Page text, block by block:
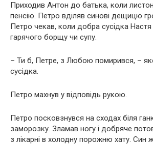
Приходив Антон до батька, коли
пенсію. Петро вділяв синові дещицю
Петро чекав, коли добра сусідка
гарячого борщу чи супу.
– Ти б, Петре, з Любою помирився, –
сусідка.
Петро махнув у відповідь рукою.
Петро посковзнувся на сходах біля
заморозку. Злaмав ногу і добряче
з лікарні в холодну порожню хату. Син